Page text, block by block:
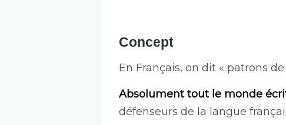
Concept
En Français, on dit « patrons
Absolument tout le monde
défenseurs de la langue